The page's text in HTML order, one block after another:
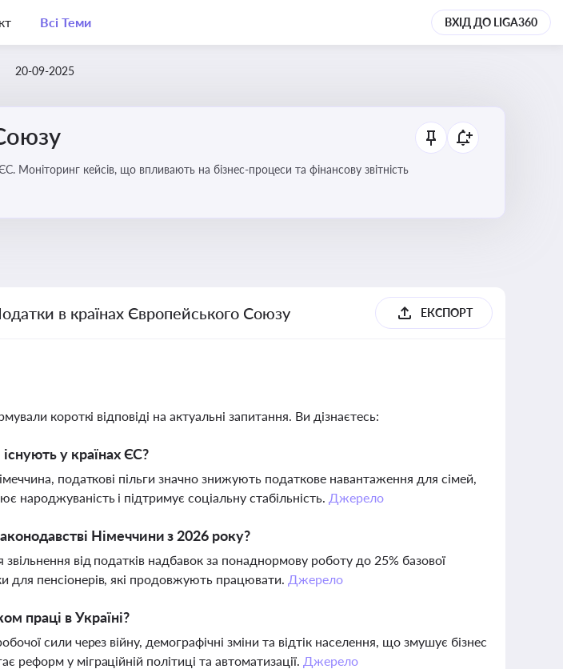
Всі Теми ВХІД ДО LIGA360
20-09-2025
Моніторинг кейсів, що впливають на бізнес-процеси та фінансову звітність
в країнах Європейського Союзу ЕКСПОРТ
короткі відповіді на актуальні запитання. Ви дізнаєтесь:
у країнах ЄС?
податкові пільги значно знижують податкове навантаження для сімей,
народжуваність і підтримує соціальну стабільність. Джерело
Німеччини з 2026 року?
від податків надбавок за понаднормову роботу до 25% базової
для пенсіонерів, які продовжують працювати. Джерело
праці в Україні?
сили через війну, демографічні зміни та відтік населення, що змушує бізнес
реформ у міграційній політиці та автоматизації. Джерело